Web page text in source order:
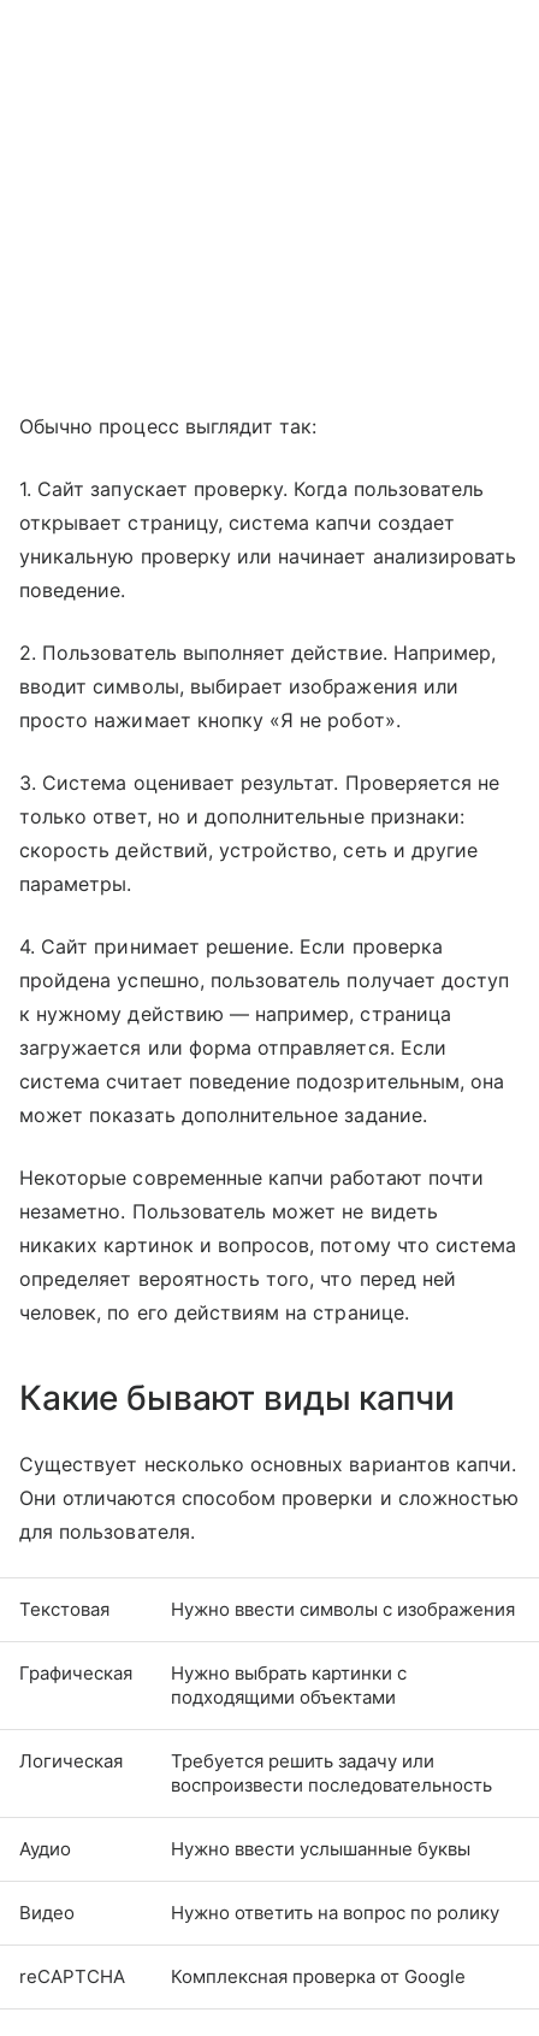
Обычно процесс выглядит так:
1. Сайт запускает проверку. Когда пользователь
открывает страницу, система капчи создает
уникальную проверку или начинает анализировать
поведение.
2. Пользователь выполняет действие. Например,
вводит символы, выбирает изображения или
просто нажимает кнопку «Я не робот».
3. Система оценивает результат. Проверяется не
только ответ, но и дополнительные признаки:
скорость действий, устройство, сеть и другие
параметры.
4. Сайт принимает решение. Если проверка
пройдена успешно, пользователь получает доступ
к нужному действию — например, страница
загружается или форма отправляется. Если
система считает поведение подозрительным, она
может показать дополнительное задание.
Некоторые современные капчи работают почти
незаметно. Пользователь может не видеть
никаких картинок и вопросов, потому что система
определяет вероятность того, что перед ней
человек, по его действиям на странице.
Какие бывают виды капчи
Существует несколько основных вариантов капчи.
Они отличаются способом проверки и сложностью
для пользователя.
Текстовая Нужно ввести символы с изображения
Графическая
Нужно выбрать картинки с
подходящими объектами
Логическая
Требуется решить задачу или
воспроизвести последовательность
Аудио Нужно ввести услышанные буквы
Видео Нужно ответить на вопрос по ролику
reCAPTCHA Комплексная проверка от Google